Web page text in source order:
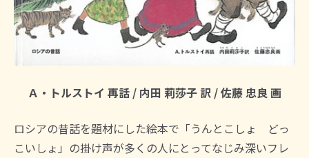
Ａ・トルストイ 再話 / 内田 莉莎子 訳 / 佐藤 忠良 画
ロシアの昔話を題材にした絵本で「うんとこしょ どっ
こいしょ」の掛け声が多くの人にとってなじみ深いフレ